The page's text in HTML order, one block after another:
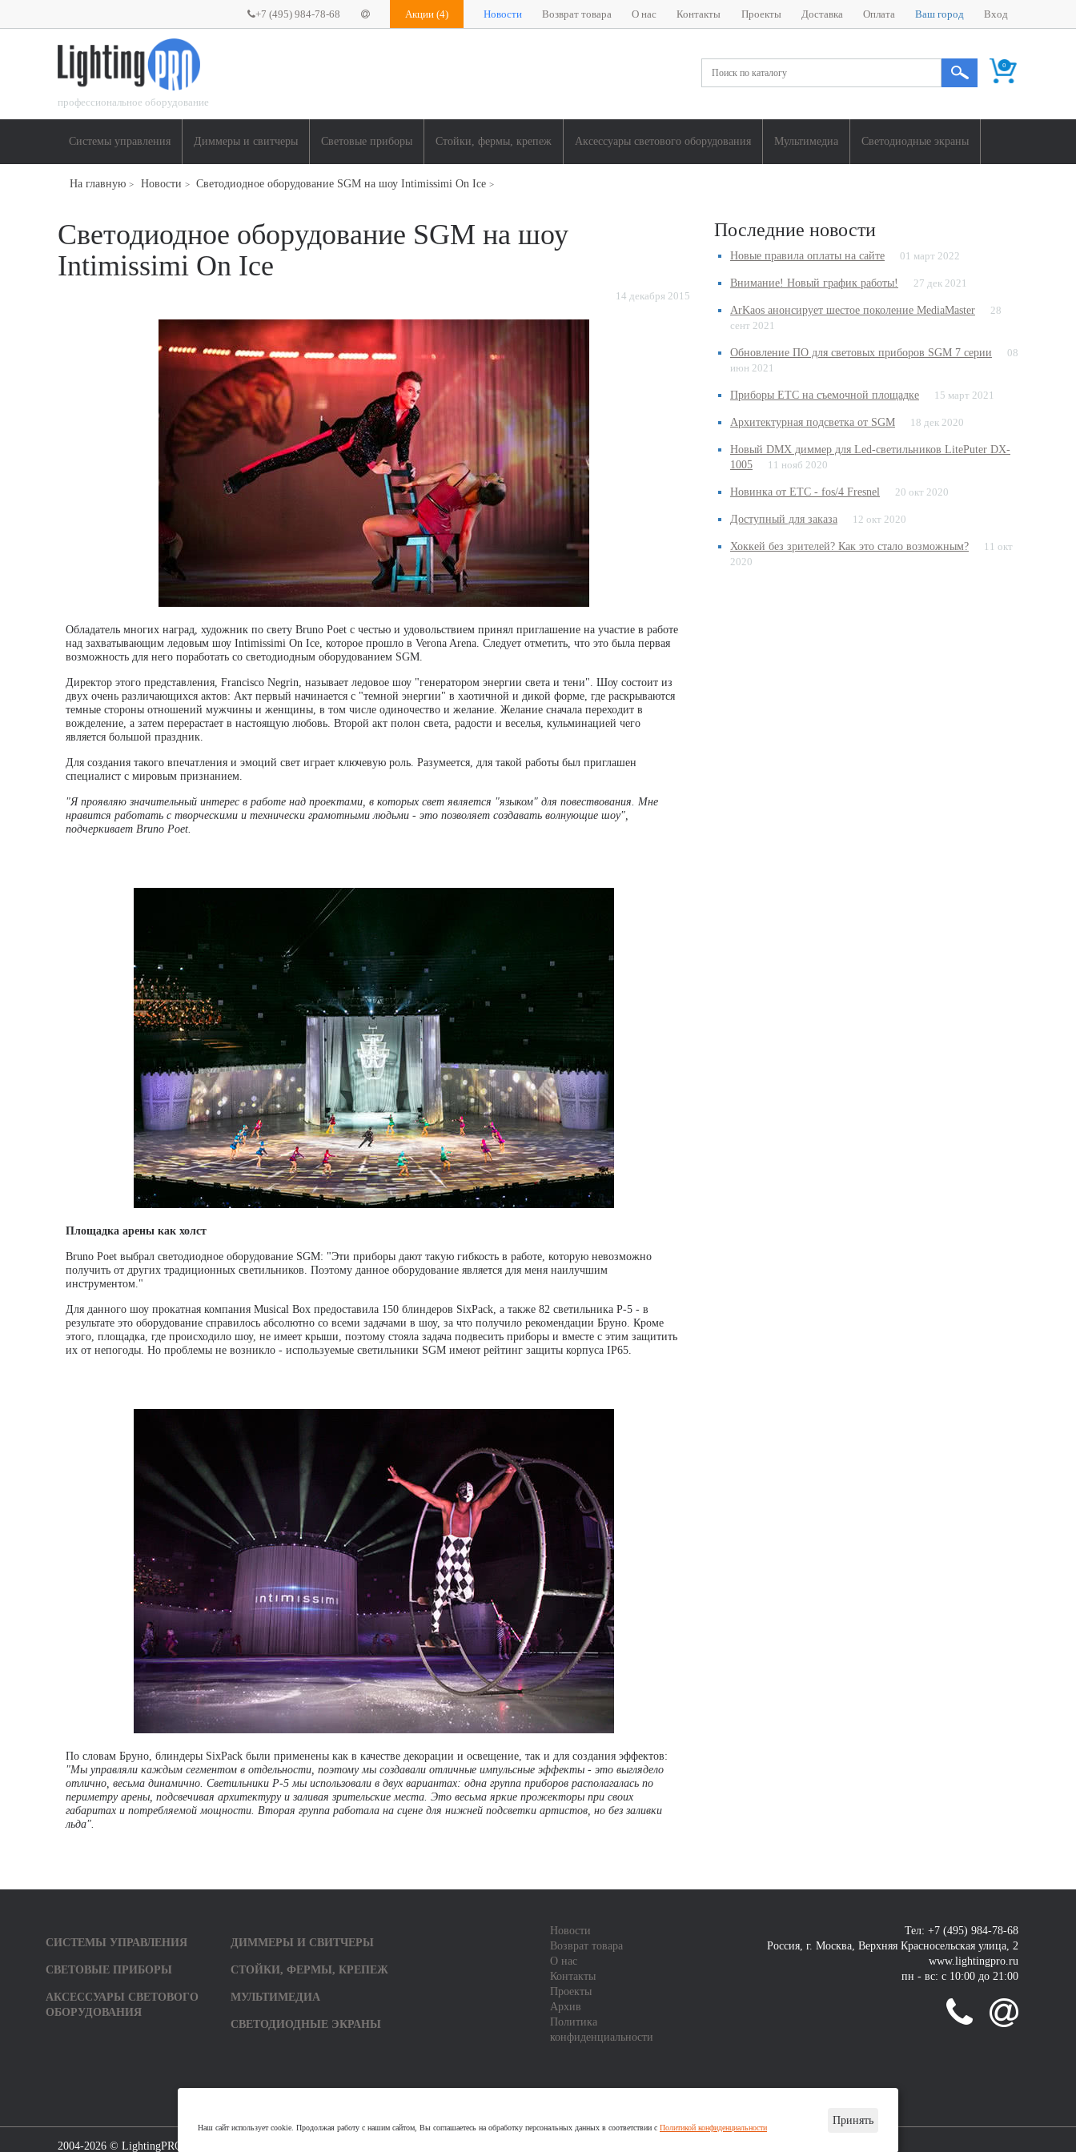
+7 (495) 984-78-68 Акции (4) Новости Возврат товара О нас Контакты Проекты Доставка Оплата Ваш город Вход
профессиональное оборудование
0
Системы управления Диммеры и свитчеры Световые приборы Стойки, фермы, крепеж Аксессуары светового оборудования Мультимедиа Светодиодные экраны
На главную > Новости > Светодиодное оборудование SGM на шоу Intimissimi On Ice >
Светодиодное оборудование SGM на шоу
Intimissimi On Ice
14 декабря 2015
Обладатель многих наград, художник по свету Bruno Poet с честью и удовольствием принял приглашение на участие в работе
над захватывающим ледовым шоу Intimissimi On Ice, которое прошло в Verona Arena. Следует отметить, что это была первая
возможность для него поработать со светодиодным оборудованием SGM.
Директор этого представления, Francisco Negrin, называет ледовое шоу "генератором энергии света и тени". Шоу состоит из
двух очень различающихся актов: Акт первый начинается с "темной энергии" в хаотичной и дикой форме, где раскрываются
темные стороны отношений мужчины и женщины, в том числе одиночество и желание. Желание сначала переходит в
вожделение, а затем перерастает в настоящую любовь. Второй акт полон света, радости и веселья, кульминацией чего
является большой праздник.
Для создания такого впечатления и эмоций свет играет ключевую роль. Разумеется, для такой работы был приглашен
специалист с мировым признанием.
"Я проявляю значительный интерес в работе над проектами, в которых свет является "языком" для повествования. Мне
нравится работать с творческими и технически грамотными людьми - это позволяет создавать волнующие шоу",
подчеркивает Bruno Poet.
Площадка арены как холст
Bruno Poet выбрал светодиодное оборудование SGM: "Эти приборы дают такую гибкость в работе, которую невозможно
получить от других традиционных светильников. Поэтому данное оборудование является для меня наилучшим
инструментом."
Для данного шоу прокатная компания Musical Box предоставила 150 блиндеров SixPack, а также 82 светильника P-5 - в
результате это оборудование справилось абсолютно со всеми задачами в шоу, за что получило рекомендации Бруно. Кроме
этого, площадка, где происходило шоу, не имеет крыши, поэтому стояла задача подвесить приборы и вместе с этим защитить
их от непогоды. Но проблемы не возникло - используемые светильники SGM имеют рейтинг защиты корпуса IP65.
По словам Бруно, блиндеры SixPack были применены как в качестве декорации и освещение, так и для создания эффектов:
"Мы управляли каждым сегментом в отдельности, поэтому мы создавали отличные импульсные эффекты - это выглядело
отлично, весьма динамично. Светильники P-5 мы использовали в двух вариантах: одна группа приборов располагалась по
периметру арены, подсвечивая архитектуру и заливая зрительские места. Это весьма яркие прожекторы при своих
габаритах и потребляемой мощности. Вторая группа работала на сцене для нижней подсветки артистов, но без заливки
льда".
Последние новости
Новые правила оплаты на сайте 01 март 2022
Внимание! Новый график работы! 27 дек 2021
ArKaos анонсирует шестое поколение MediaMaster
28
сент 2021
Обновление ПО для световых приборов SGM 7 серии
08
июн 2021
Приборы ETC на съемочной площадке 15 март 2021
Архитектурная подсветка от SGM 18 дек 2020
Новый DMX диммер для Led-светильников LitePuter DX-
1005
11 нояб 2020
Новинка от ETC - fos/4 Fresnel 20 окт 2020
Доступный для заказа 12 окт 2020
Хоккей без зрителей? Как это стало возможным?
11 окт
2020
СИСТЕМЫ УПРАВЛЕНИЯ ДИММЕРЫ И СВИТЧЕРЫ
СВЕТОВЫЕ ПРИБОРЫ СТОЙКИ, ФЕРМЫ, КРЕПЕЖ
АКСЕССУАРЫ СВЕТОВОГО
ОБОРУДОВАНИЯ
МУЛЬТИМЕДИА
СВЕТОДИОДНЫЕ ЭКРАНЫ
Новости
Возврат товара
О нас
Контакты
Проекты
Архив
Политика
конфиденциальности
Тел: +7 (495) 984-78-68
Россия, г. Москва, Верхняя Красносельская улица, 2
www.lightingpro.ru
пн - вс: с 10:00 до 21:00
2004-2026 © LightingPRO
Наш сайт использует cookie. Продолжая работу с нашим сайтом, Вы соглашаетесь на обработку персональных данных в соответствии с Политикой конфиденциальности
Принять